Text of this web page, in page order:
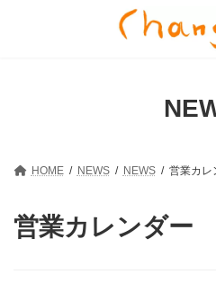
HOME NEWS NEWS 営業カレ
営業カレンダー